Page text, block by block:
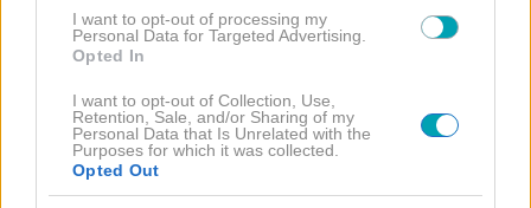
I want to opt-out of processing my
Personal Data for Targeted Advertising.
Opted In
I want to opt-out of Collection, Use,
Retention, Sale, and/or Sharing of my
Personal Data that Is Unrelated with the
Purposes for which it was collected.
Opted Out